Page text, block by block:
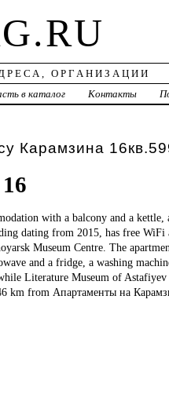
ОРГАНИЗАЦИИ
в каталог Контакты
Карамзина
with a balcony and a
dating from 2015, has free
Museum Centre. The
and a fridge, a washing
Literature Museum of
km from Апартаменты на